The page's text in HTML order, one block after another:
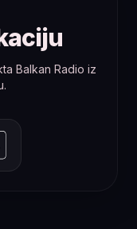
Balkan Radio iz